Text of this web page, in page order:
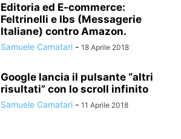
Editoria ed E-commerce:
Feltrinelli e Ibs (Messagerie
Italiane) contro Amazon.
Samuele Camatari - 18 Aprile 2018
Google lancia il pulsante “altri
risultati” con lo scroll infinito
Samuele Camatari - 11 Aprile 2018